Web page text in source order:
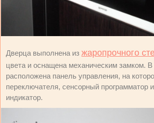
Дверца выполнена из жаропрочного
цвета и оснащена механическим замком. В
расположена панель управления, на
переключателя, сенсорный программатор
индикатор.